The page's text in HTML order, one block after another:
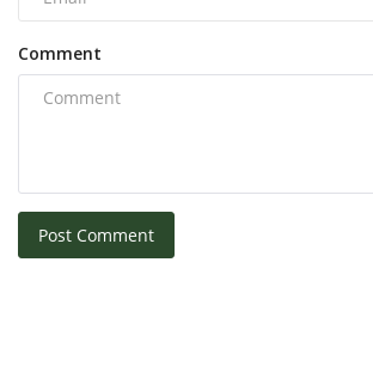
Comment
Post Comment